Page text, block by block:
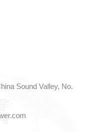
Sound Valley, No.